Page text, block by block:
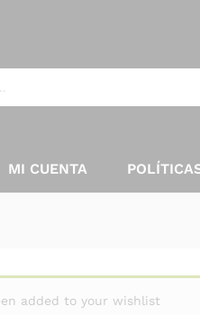
MI CUENTA
added to your wishlist